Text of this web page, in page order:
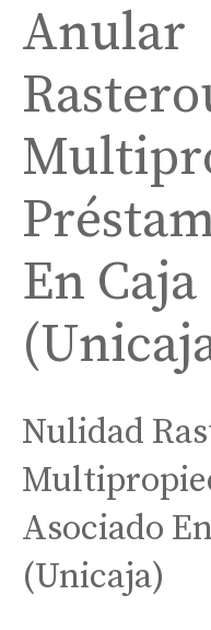
Anular
En
Nulidad
Asociado
(Unicaja)